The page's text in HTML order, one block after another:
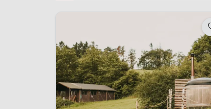
De BoerenBed Tent is
het eerlijke
de lange avonden rond de
Het Betere BoerenBed is
ervaring; ver weg van